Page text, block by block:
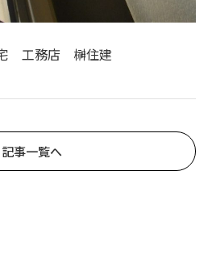
工務店 榊住建
記事一覧へ